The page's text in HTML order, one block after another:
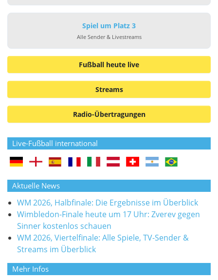
Spiel um Platz 3
Alle Sender & Livestreams
Fußball heute live
Streams
Radio-Übertragungen
Live-Fußball international
Aktuelle News
WM 2026, Halbfinale: Die Ergebnisse im Überblick
Wimbledon-Finale heute um 17 Uhr: Zverev gegen
Sinner kostenlos schauen
WM 2026, Viertelfinale: Alle Spiele, TV-Sender &
Streams im Überblick
Mehr Infos